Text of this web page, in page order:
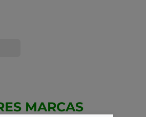
MARCAS